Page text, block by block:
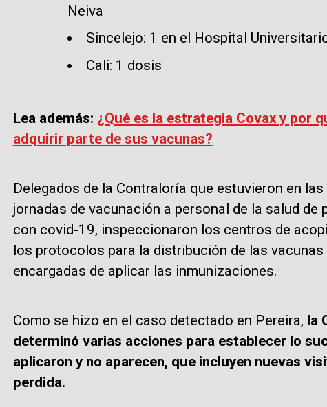
Neiva
Sincelejo: 1 en el Hospital
Cali: 1 dosis
Lea además: ¿Qué es la estrategia Covax y por
adquirir parte de sus vacunas?
Delegados de la Contraloría que estuvieron en
jornadas de vacunación a personal de la salud
con covid-19, inspeccionaron los centros de
los protocolos para la distribución de las
encargadas de aplicar las inmunizaciones.
Como se hizo en el caso detectado en Pereira, la
determinó varias acciones para establecer lo
aplicaron y no aparecen, que incluyen nuevas
perdida.